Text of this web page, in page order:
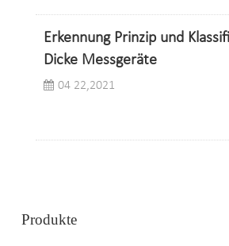
Erkennung Prinzip und
Dicke Messgeräte
04 22,2021
Produkte